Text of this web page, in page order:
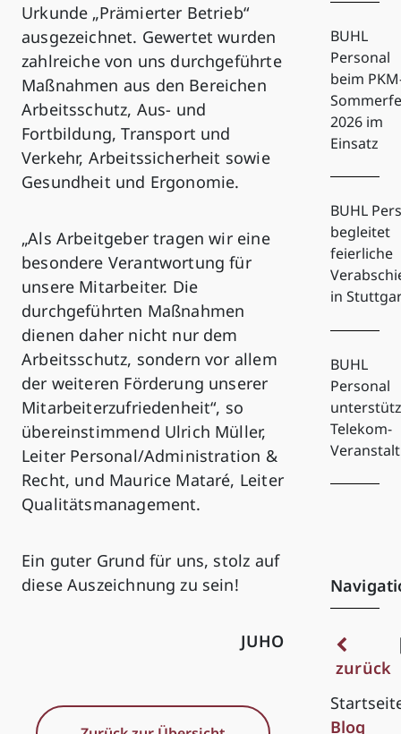
Urkunde „Prämierter Betrieb“
ausgezeichnet. Gewertet wurden
zahlreiche von uns durchgeführte
Maßnahmen aus den Bereichen
Arbeitsschutz, Aus- und
Fortbildung, Transport und
Verkehr, Arbeitssicherheit sowie
Gesundheit und Ergonomie.
„Als Arbeitgeber tragen wir eine
besondere Verantwortung für
unsere Mitarbeiter. Die
durchgeführten Maßnahmen
dienen daher nicht nur dem
Arbeitsschutz, sondern vor allem
der weiteren Förderung unserer
Mitarbeiterzufriedenheit“, so
übereinstimmend Ulrich Müller,
Leiter Personal/Administration &
Recht, und Maurice Mataré, Leiter
Qualitätsmanagement.
Ein guter Grund für uns, stolz auf
diese Auszeichnung zu sein!
JUHO
BUHL
Personal
beim
2026 im
Einsatz
BUHL
begleitet
feierliche
in
BUHL
Personal
Telekom-
zurück
Blog